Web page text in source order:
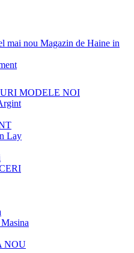
mai nou Magazin de Haine in
MODELE NOI
Lay
NOU